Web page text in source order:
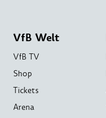
VfB Welt
VfB TV
Shop
Tickets
Arena